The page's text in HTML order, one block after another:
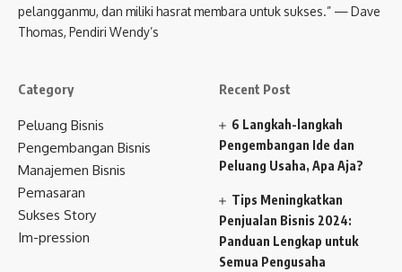
pelangganmu, dan miliki hasrat membara untuk sukses.” — Dave
Thomas, Pendiri Wendy’s
Category
Peluang Bisnis
Pengembangan Bisnis
Manajemen Bisnis
Pemasaran
Sukses Story
Im-pression
Recent Post
6 Langkah-langkah
Pengembangan Ide dan
Peluang Usaha, Apa Aja?
Tips Meningkatkan
Penjualan Bisnis 2024:
Panduan Lengkap untuk
Semua Pengusaha